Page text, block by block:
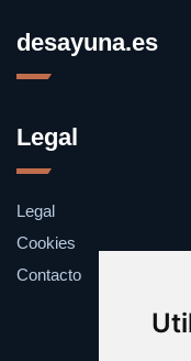
desayuna.es
Legal
Legal
Cookies
Contacto